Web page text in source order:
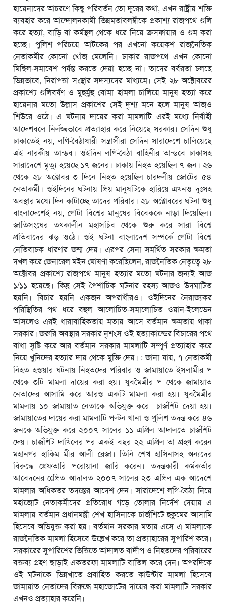
হায়েনাদের আচরণে কিছু পরিবর্তন তো দূরের কথা, এখন রাষ্ট্রীয় শক্তি
ব্যবহার করে আন্দোলনকামী ভিন্নমতাবলম্বীকে প্রকাশ্য রাজপথে গুলি
করে হত্যা, বাড়ি বা কর্মস্থল থেকে ধরে নিয়ে ক্রসফায়ার ও গুম করা
হচ্ছে। পুলিশ পরিচয়ে আটকের পর এখনো কয়েকশ রাজনৈতিক
নেতাকর্মীর কোনো খোঁজ মেলেনি। ঢাকার রাজপথে এখন কোনো
মিছিল-সমাবেশ পর্যন্ত করতে দেয়া হচ্ছে না। তাদের বর্বরতা চলছে
ভিন্নভাবে, নিরাপত্তা সংস্থার সদস্যদের মাধ্যমে। সেই ২৮ অক্টোবরের
প্রকাশ্যে গুলিবর্ষণ ও মুহুর্মুহু বোমা হামলা চালিয়ে মানুষ হত্যা করে
হায়েনার মতো উল্লাস প্রকাশের সেই দৃশ্য মনে হলে মানুষ আজও
শিউরে ওঠে। এ ঘটনায় দায়ের করা মামলাটি এরই মধ্যে নির্বাহী
আদেশবলে নির্লজ্জভাবে প্রত্যাহার করে নিয়েছে সরকার। সেদিন শুধু
ঢাকাতেই নয়, লগি-বৈঠাধারী সন্ত্রাসীরা সেদিন সারাদেশে চালিয়েছে
এই নারকীয় তান্ডব। ওইদিন লগি-বৈঠা বাহিনীর তান্ডবে ঢাকাসহ
সারাদেশে মৃত্যু হয়েছে ১৭ জনের। ঢাকায় নিহত হয়েছিল ৭ জন। ২৬
থেকে ২৮ অক্টোবর ৩ দিনে নিহত হয়েছিল চারদলীয় জোটের ৫৪
নেতাকর্মী। ওইদিনের ঘটনায় প্রিয় মানুষটিকে হারিয়ে এখনও দুঃসহ
অবস্থার মধ্যে দিন কাটাচ্ছে তাদের পরিবার। ২৮ অক্টোবরের ঘটনা শুধু
বাংলাদেশেই নয়, গোটা বিশ্বের মানুষের বিবেককে নাড়া দিয়েছিল।
জাতিসংঘের তৎকালীন মহাসচিব থেকে শুরু করে সারা বিশ্বে
প্রতিবাদের ঝড় ওঠে। ওই ঘটনা বাংলাদেশ সম্পর্কে গোটা বিশ্বে
নেতিবাচক ধারণার জন্ম দেয়। এরপর সেনা সমর্থিত সরকার ক্ষমতা
দখল করে জেনারেল মইন ঘোষণা করেছিলেন, রাজনৈতিক নেতৃত্বে ২৮
অক্টোবর প্রকাশ্যে রাজপথে মানুষ হত্যার মতো ঘটনার জন্যই আজ
১/১১ হয়েছে। কিন্তু সেই পৈশাচিক ঘটনার রহস্য আজও উদ্ঘাটিত
হয়নি। বিচার হয়নি একজন অপরাধীরও। ওইদিনের নৈরাজ্যকর
পরিস্থিতির পথ ধরে বহুল আলোচিত-সমালোচিত ওয়ান-ইলেভেন
আসলেও এরই ধারাবাহিকতায় মতায় আসে বর্তমান ক্ষমতায় থাকা
সরকার। জরুরি অবস্থার সরকার নৃশংস ওই হত্যাকান্ডের বিচারের পথে
বাধা সৃষ্টি করে আর বর্তমান সরকার মামলাটি সম্পূর্ণ প্রত্যাহার করে
নিয়ে খুনিদের হত্যার দায় থেকে মুক্তি দেয়। : জানা যায়, ৭ নেতাকর্মী
নিহত হওয়ার ঘটনায় নিহতদের পরিবার ও জামায়াতে ইসলামীর প
থেকে ৩টি মামলা দায়ের করা হয়। যুবমৈত্রীর প থেকে জামায়াত
নেতাদের আসামি করে আরও একটি মামলা করা হয়। যুবমৈত্রীর
মামলায় ১০ জামায়াত নেতাকে অভিযুক্ত করে চার্জশিট দেয়া হয়।
জামায়াতের দায়ের করা মামলাটি পল্টন থানা ও পুলিশ তদন্ত করে ৪৬
জনকে অভিযুক্ত করে ২০০৭ সালের ১১ এপ্রিল আদালতে চার্জশিট
দেয়। চার্জশিট দাখিলের পর একই বছর ২২ এপ্রিল তা গ্রহণ করেন
মহানগর হাকিম মীর আলী রেজা। তিনি শেখ হাসিনাসহ অন্যদের
বিরুদ্ধে গ্রেফতারি পরোয়ানা জারি করেন। তদন্তকারী কর্মকর্তার
আবেদনের প্রেেিত আদালত ২০০৭ সালের ২৩ এপ্রিল এক আদেশে
মামলার অধিকতর তদন্তের আদেশ দেন। সারাদেশে লগি-বৈঠা নিয়ে
মহাজোট নেতাকর্মীদের প্রতিরোধ গড়ে তোলার নির্দেশ দেয়ায় এ
মামলায় বর্তমান প্রধানমন্ত্রী শেখ হাসিনাকে চার্জশিটে হুকুমের আসামি
হিসেবে অভিযুক্ত করা হয়। বর্তমান সরকার মতায় এসে এ মামলাকে
রাজনৈতিক মামলা হিসেবে উল্লেখ করে তা প্রত্যাহারের সুপারিশ করে।
সরকারের সুপারিশের ভিত্তিতে আদালত বাদীপ ও নিহতদের পরিবারের
বক্তব্য গ্রহণ ছাড়াই একতরফা মামলাটি বাতিল করে দেন। অপরদিকে
ওই ঘটনাকে ভিন্নখাতে প্রবাহিত করতে কাউন্টার মামলা হিসেবে
জামায়াত নেতাদের বিরুদ্ধে মহাজোটের দায়ের করা মামলাটি সরকার
এখনও প্রত্যাহার করেনি।